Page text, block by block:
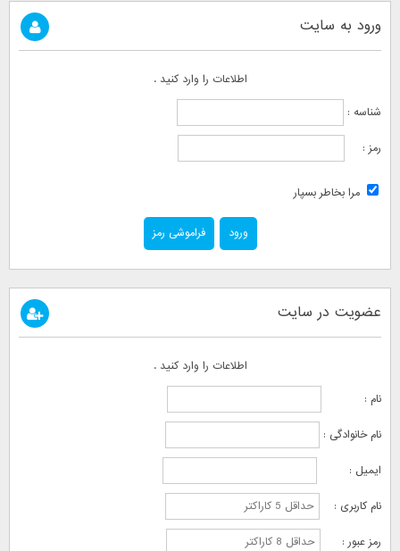
ورود به سایت
اطلاعات را وارد کنید .
شناسه :
رمز :
مرا بخاطر بسپار
فراموشی رمز
عضویت در سایت
اطلاعات را وارد کنید .
نام :
نام خانوادگی :
ایمیل :
نام کاربری :
رمز عبور :